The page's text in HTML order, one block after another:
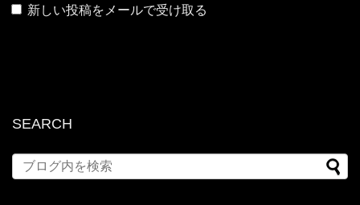
新しい投稿をメールで受け取る
SEARCH